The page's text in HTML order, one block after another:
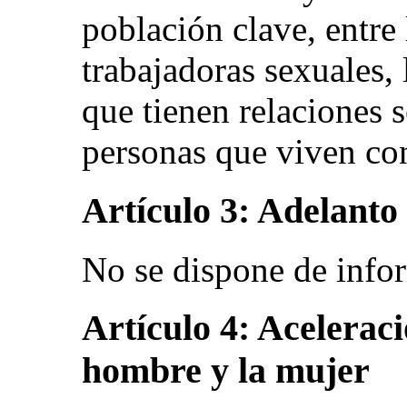
población clave, entre
trabajadoras
que tienen relaciones
personas que viven
Artículo 3:
No se dispone de
Artículo 4:
hombre y la mujer